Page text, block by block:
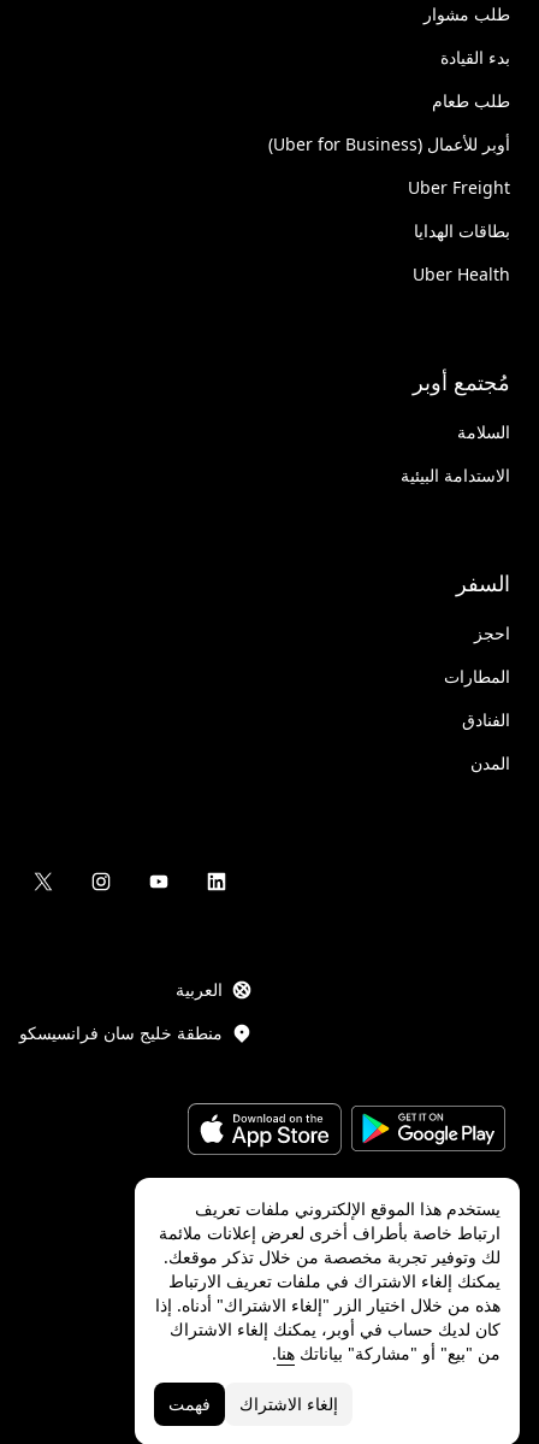
طلب مشوار
بدء القيادة
طلب طعام
أوبر للأعمال (Uber for Business)
Uber Freight
بطاقات الهدايا
Uber Health
مُجتمع أوبر
السلامة
الاستدامة البيئية
السفر
احجز
المطارات
الفنادق
المدن
العربية
منطقة خليج سان فرانسيسكو
©
2026
Uber Technologies Inc.
الخصوصيةالميزات والتجهيزات لذوي
يستخدم هذا الموقع الإلكتروني ملفات تعريف
ارتباط خاصة بأطراف أخرى لعرض إعلانات ملائمة
لك وتوفير تجربة مخصصة من خلال تذكر موقعك.
يمكنك إلغاء الاشتراك في ملفات تعريف الارتباط
هذه من خلال اختيار الزر "إلغاء الاشتراك" أدناه. إذا
كان لديك حساب في أوبر، يمكنك إلغاء الاشتراك
من "بيع" أو "مشاركة" بياناتك هنا.
إلغاء الاشتراك فهمت